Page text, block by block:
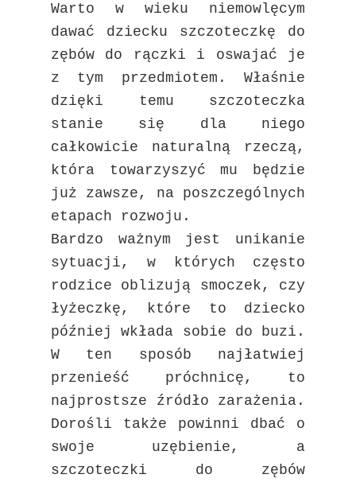
Warto w wieku niemowlęcym
dawać dziecku szczoteczkę do
zębów do rączki i oswajać je
z tym przedmiotem. Właśnie
dzięki temu szczoteczka
stanie się dla niego
całkowicie naturalną rzeczą,
która towarzyszyć mu będzie
już zawsze, na poszczególnych
etapach rozwoju.
Bardzo ważnym jest unikanie
sytuacji, w których często
rodzice oblizują smoczek, czy
łyżeczkę, które to dziecko
później wkłada sobie do buzi.
W ten sposób najłatwiej
przenieść próchnicę, to
najprostsze źródło zarażenia.
Dorośli także powinni dbać o
swoje uzębienie, a
szczoteczki do zębów